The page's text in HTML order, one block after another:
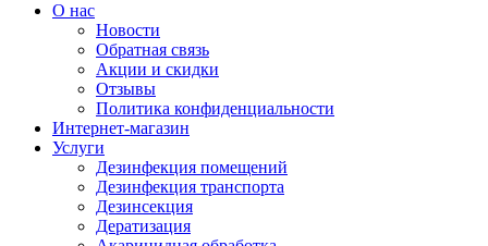
О нас
Новости
Обратная связь
Акции и скидки
Отзывы
Политика конфиденциальности
Интернет-магазин
Услуги
Дезинфекция помещений
Дезинфекция транспорта
Дезинсекция
Дератизация